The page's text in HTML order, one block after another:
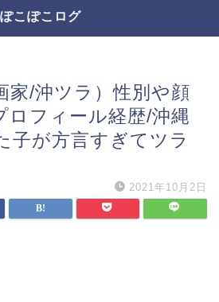
ぽこぽこログ
家/沖ツラ）性別や顔
ロフィール経歴/沖縄
子が方言すぎてツラ
2021年10月2日